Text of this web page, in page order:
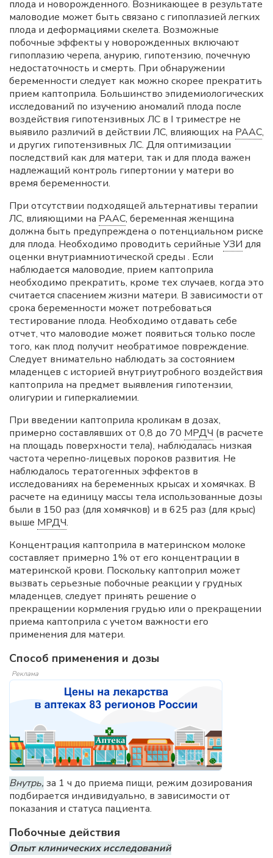
плода и новорожденного. Возникающее в результате
маловодие может быть связано с гипоплазией легких
плода и деформациями скелета. Возможные
побочные эффекты у новорожденных включают
гипоплазию черепа, анурию, гипотензию, почечную
недостаточность и смерть. При обнаружении
беременности следует как можно скорее прекратить
прием каптоприла. Большинство эпидемиологических
исследований по изучению аномалий плода после
воздействия гипотензивных ЛС в I триместре не
выявило различий в действии ЛС, влияющих на РААС,
и других гипотензивных ЛС. Для оптимизации
последствий как для матери, так и для плода важен
надлежащий контроль гипертонии у матери во
время беременности.
При отсутствии подходящей альтернативы терапии
ЛС, влияющими на РААС, беременная женщина
должна быть предупреждена о потенциальном риске
для плода. Необходимо проводить серийные УЗИ для
оценки внутриамниотической среды . Если
наблюдается маловодие, прием каптоприла
необходимо прекратить, кроме тех случаев, когда это
считается спасением жизни матери. В зависимости от
срока беременности может потребоваться
тестирование плода. Необходимо отдавать себе
отчет, что маловодие может появиться только после
того, как плод получит необратимое повреждение.
Следует внимательно наблюдать за состоянием
младенцев с историей внутриутробного воздействия
каптоприла на предмет выявления гипотензии,
олигурии и гиперкалиемии.
При введении каптоприла кроликам в дозах,
примерно составлявших от 0,8 до 70 МРДЧ (в расчете
на площадь поверхности тела), наблюдалась низкая
частота черепно-лицевых пороков развития. Не
наблюдалось тератогенных эффектов в
исследованиях на беременных крысах и хомячках. В
расчете на единицу массы тела использованные дозы
были в 150 раз (для хомячков) и в 625 раз (для крыс)
выше МРДЧ.
Концентрация каптоприла в материнском молоке
составляет примерно 1% от его концентрации в
материнской крови. Поскольку каптоприл может
вызвать серьезные побочные реакции у грудных
младенцев, следует принять решение о
прекращении кормления грудью или о прекращении
приема каптоприла с учетом важности его
применения для матери.
Способ применения и дозы
Реклама
Внутрь, за 1 ч до приема пищи, режим дозирования
подбирается индивидуально, в зависимости от
показания и статуса пациента.
Побочные действия
Опыт клинических исследований